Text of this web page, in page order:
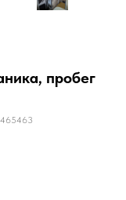
пробег